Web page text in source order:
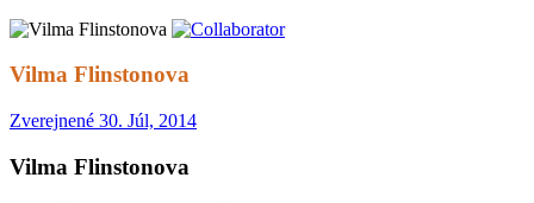
Vilma Flinstonova
Zverejnené 30. Júl, 2014
Vilma Flinstonova